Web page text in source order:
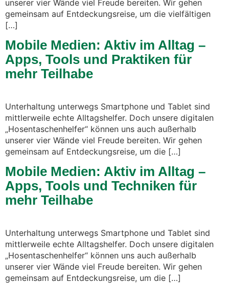
unserer vier Wände viel Freude bereiten. Wir gehen
gemeinsam auf Entdeckungsreise, um die vielfältigen
[…]
Mobile Medien: Aktiv im Alltag –
Apps, Tools und Praktiken für
mehr Teilhabe
Unterhaltung unterwegs Smartphone und Tablet sind
mittlerweile echte Alltagshelfer. Doch unsere digitalen
„Hosentaschenhelfer“ können uns auch außerhalb
unserer vier Wände viel Freude bereiten. Wir gehen
gemeinsam auf Entdeckungsreise, um die […]
Mobile Medien: Aktiv im Alltag –
Apps, Tools und Techniken für
mehr Teilhabe
Unterhaltung unterwegs Smartphone und Tablet sind
mittlerweile echte Alltagshelfer. Doch unsere digitalen
„Hosentaschenhelfer“ können uns auch außerhalb
unserer vier Wände viel Freude bereiten. Wir gehen
gemeinsam auf Entdeckungsreise, um die […]